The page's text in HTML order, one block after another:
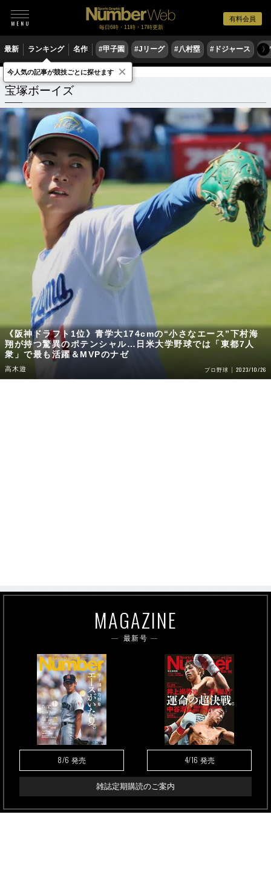
有料会員
毎日6時・11時・17時更新
最新 ランキング 名作 #甲子園 #Jリーグ #八村塁 #ドジャース #
〉
宝塚ボーイズ 関連記事
宝塚ボーイズ
《阪神ドラフト1位》青学大174cmの“小さなエース”下村海
翔が持つ驚異のポテンシャル…日米大学野球では「東都7人
衆」で最も活躍＆MVPのナゼ
高木遊 プロ野球 2023/10/26
MAGAZINE
最新号
8/6 発売 4/16 発売
雑誌定期購読のご案内
今人気の記事が競技ごとに探せます ×